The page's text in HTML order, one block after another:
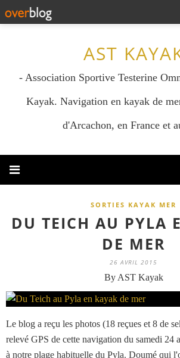
AST
- Association Sportive Testerine
Kayak. Navigation en kayak de
d'Arcachon, en France et
SORTIES KAYAK MER
DU TEICH AU PYLA
DE MER
26 AVRIL 2015
By AST Kayak
Le blog a reçu les photos (18 reçues et 8 de
relevé GPS de cette navigation du samedi 24
à notre plage habituelle du Pyla. Doumé qui